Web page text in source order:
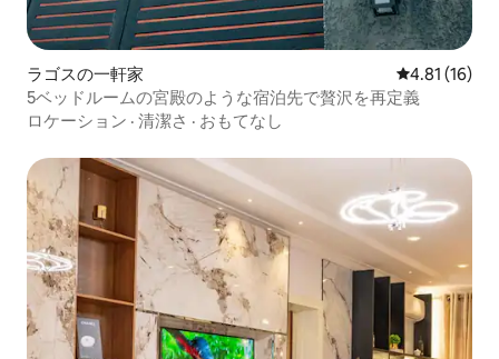
ラゴスの一軒家 レビュー16
4.81 (16)
5ベッドルームの宮殿のような宿泊先で贅沢を再定義
ロケーション · 清潔さ · おもてなし